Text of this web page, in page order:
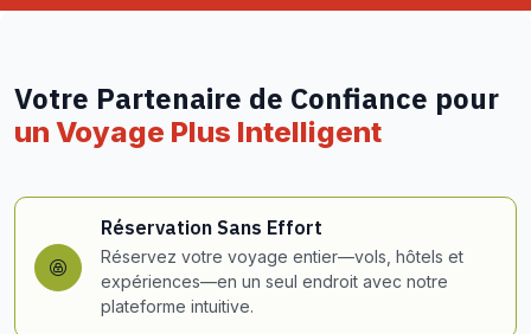
Votre Partenaire de Confiance pour
un Voyage Plus Intelligent
Réservation Sans Effort
Réservez votre voyage entier—vols, hôtels et
expériences—en un seul endroit avec notre
plateforme intuitive.